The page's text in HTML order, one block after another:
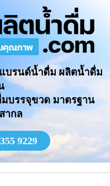
บรนด์น้ำดื่ม ผลิตน้ำดื่ม
บรรจุขวด มาตรฐาน
ากล
9229